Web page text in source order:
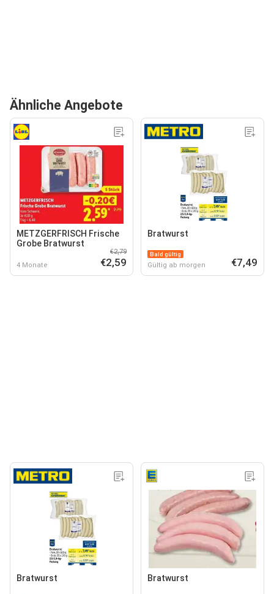
Ähnliche Angebote
METZGERFRISCH Frische
Grobe Bratwurst
4 Monate
€2,79
€2,59
Bratwurst
Bald gültig
Gültig ab morgen €7,49
Bratwurst Bratwurst